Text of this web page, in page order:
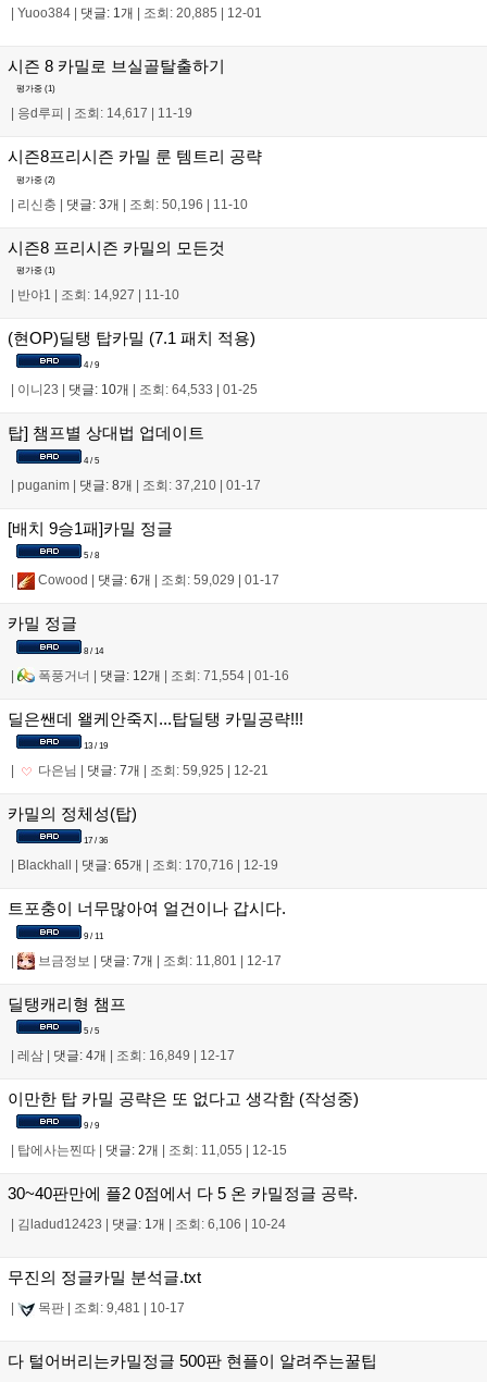
Yuoo384 댓글: 1개 조회: 20,885 12-01
시즌 8 카밀로 브실골탈출하기
평가중 (1)
응d루피 조회: 14,617 11-19
시즌8프리시즌 카밀 룬 템트리 공략
평가중 (2)
| 리신충 | 댓글: 3개 | 조회: 50,196 | 11-10
시즌8 프리시즌 카밀의 모든것
평가중 (1)
반야1 조회: 14,927 11-10
(현OP)딜탱 탑카밀 (7.1 패치 적용)
4 / 9
이니23 댓글: 10개 조회: 64,533 01-25
탑] 챔프별 상대법 업데이트
4 / 5
| puganim | 댓글: 8개 | 조회: 37,210 | 01-17
[배치 9승1패]카밀 정글
5 / 8
Cowood 댓글: 6개 조회: 59,029 01-17
카밀 정글
8 / 14
| 폭풍거너 | 댓글: 12개 | 조회: 71,554 | 01-16
딜은쌘데 왤케안죽지...탑딜탱 카밀공략!!!
13 / 19
다은님 댓글: 7개 조회: 59,925 12-21
카밀의 정체성(탑)
17 / 36
Blackhall 댓글: 65개 조회: 170,716 12-19
트포충이 너무많아여 얼건이나 갑시다.
9 / 11
| 브금정보 | 댓글: 7개 | 조회: 11,801 | 12-17
딜탱캐리형 챔프
5 / 5
레삼 댓글: 4개 조회: 16,849 12-17
이만한 탑 카밀 공략은 또 없다고 생각함 (작성중)
9 / 9
탑에사는찐따 댓글: 2개 조회: 11,055 12-15
30~40판만에 플2 0점에서 다 5 온 카밀정글 공략.
김ladud12423 댓글: 1개 조회: 6,106 10-24
무진의 정글카밀 분석글.txt
목판 조회: 9,481 10-17
다 털어버리는카밀정글 500판 현플이 알려주는꿀팁